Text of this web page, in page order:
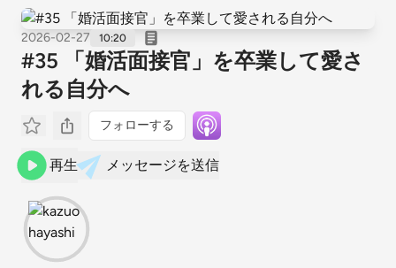
2026-02-27 10:20
#35 「婚活面接官」を卒業して愛さ
れる自分へ
フォローする
再生 メッセージを送信